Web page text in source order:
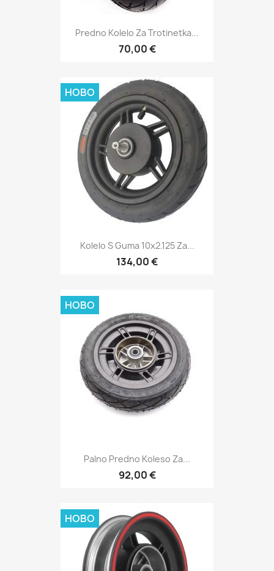
Predno Kolelo Za Trotinetka...
70,00 €
Kolelo S Guma 10x2.125 Za...
134,00 €
НОВО
Palno Predno Koleso Za...
92,00 €
НОВО
НОВО